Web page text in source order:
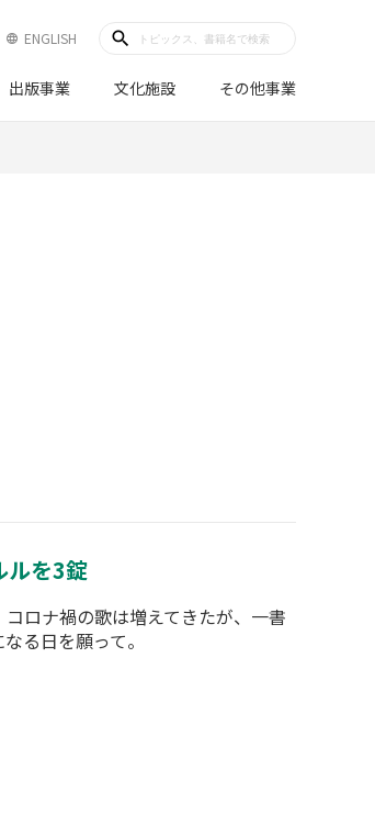
language ENGLISH search
出版事業 文化施設 その他事業
ルを3錠
ロナ禍の歌は増えてきたが、一書
る日を願って。